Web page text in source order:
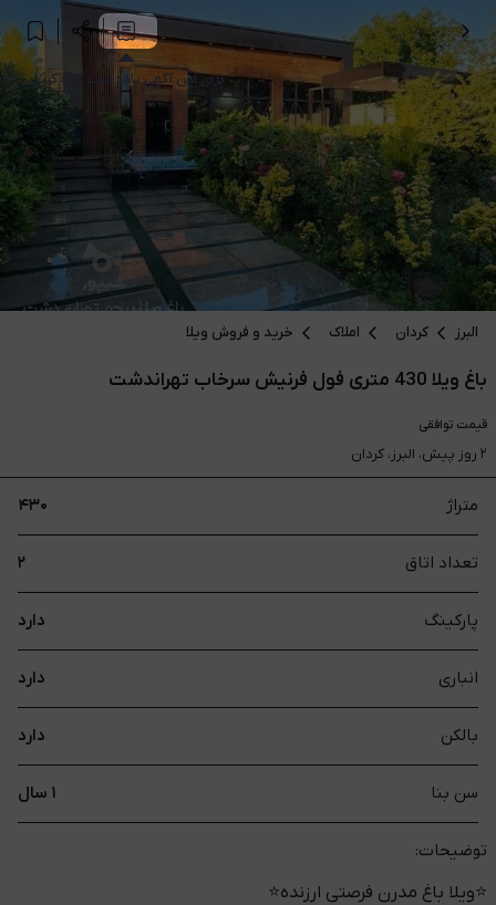
البرز کردان املاک خرید و فروش ویلا
باغ ویلا 430 متری فول فرنیش سرخاب تهراندشت
قیمت توافقی
۲ روز پیش، البرز، کردان
متراژ ۴۳۰
تعداد اتاق ۲
پارکینگ دارد
انباری دارد
بالکن دارد
سن بنا ۱ سال
توضیحات:
⭐️ویلا باغ مدرن فرصتی ارزنده⭐️
برای این آگهی یادداشت ثبت کنید.